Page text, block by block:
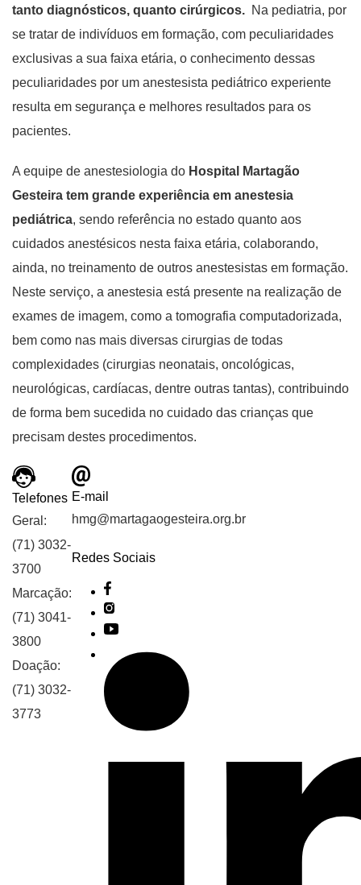
tanto diagnósticos, quanto cirúrgicos. Na pediatria, por
se tratar de indivíduos em formação, com peculiaridades
exclusivas a sua faixa etária, o conhecimento dessas
peculiaridades por um anestesista pediátrico experiente
resulta em segurança e melhores resultados para os
pacientes.
A equipe de anestesiologia do Hospital Martagão
Gesteira tem grande experiência em anestesia
pediátrica, sendo referência no estado quanto aos
cuidados anestésicos nesta faixa etária, colaborando,
ainda, no treinamento de outros anestesistas em formação.
Neste serviço, a anestesia está presente na realização de
exames de imagem, como a tomografia computadorizada,
bem como nas mais diversas cirurgias de todas
complexidades (cirurgias neonatais, oncológicas,
neurológicas, cardíacas, dentre outras tantas), contribuindo
de forma bem sucedida no cuidado das crianças que
precisam destes procedimentos.
Telefones
Geral:
(71) 3032-
3700
Marcação:
(71) 3041-
3800
Doação:
(71) 3032-
3773
E-mail
hmg@martagaogesteira.org.br
Redes Sociais